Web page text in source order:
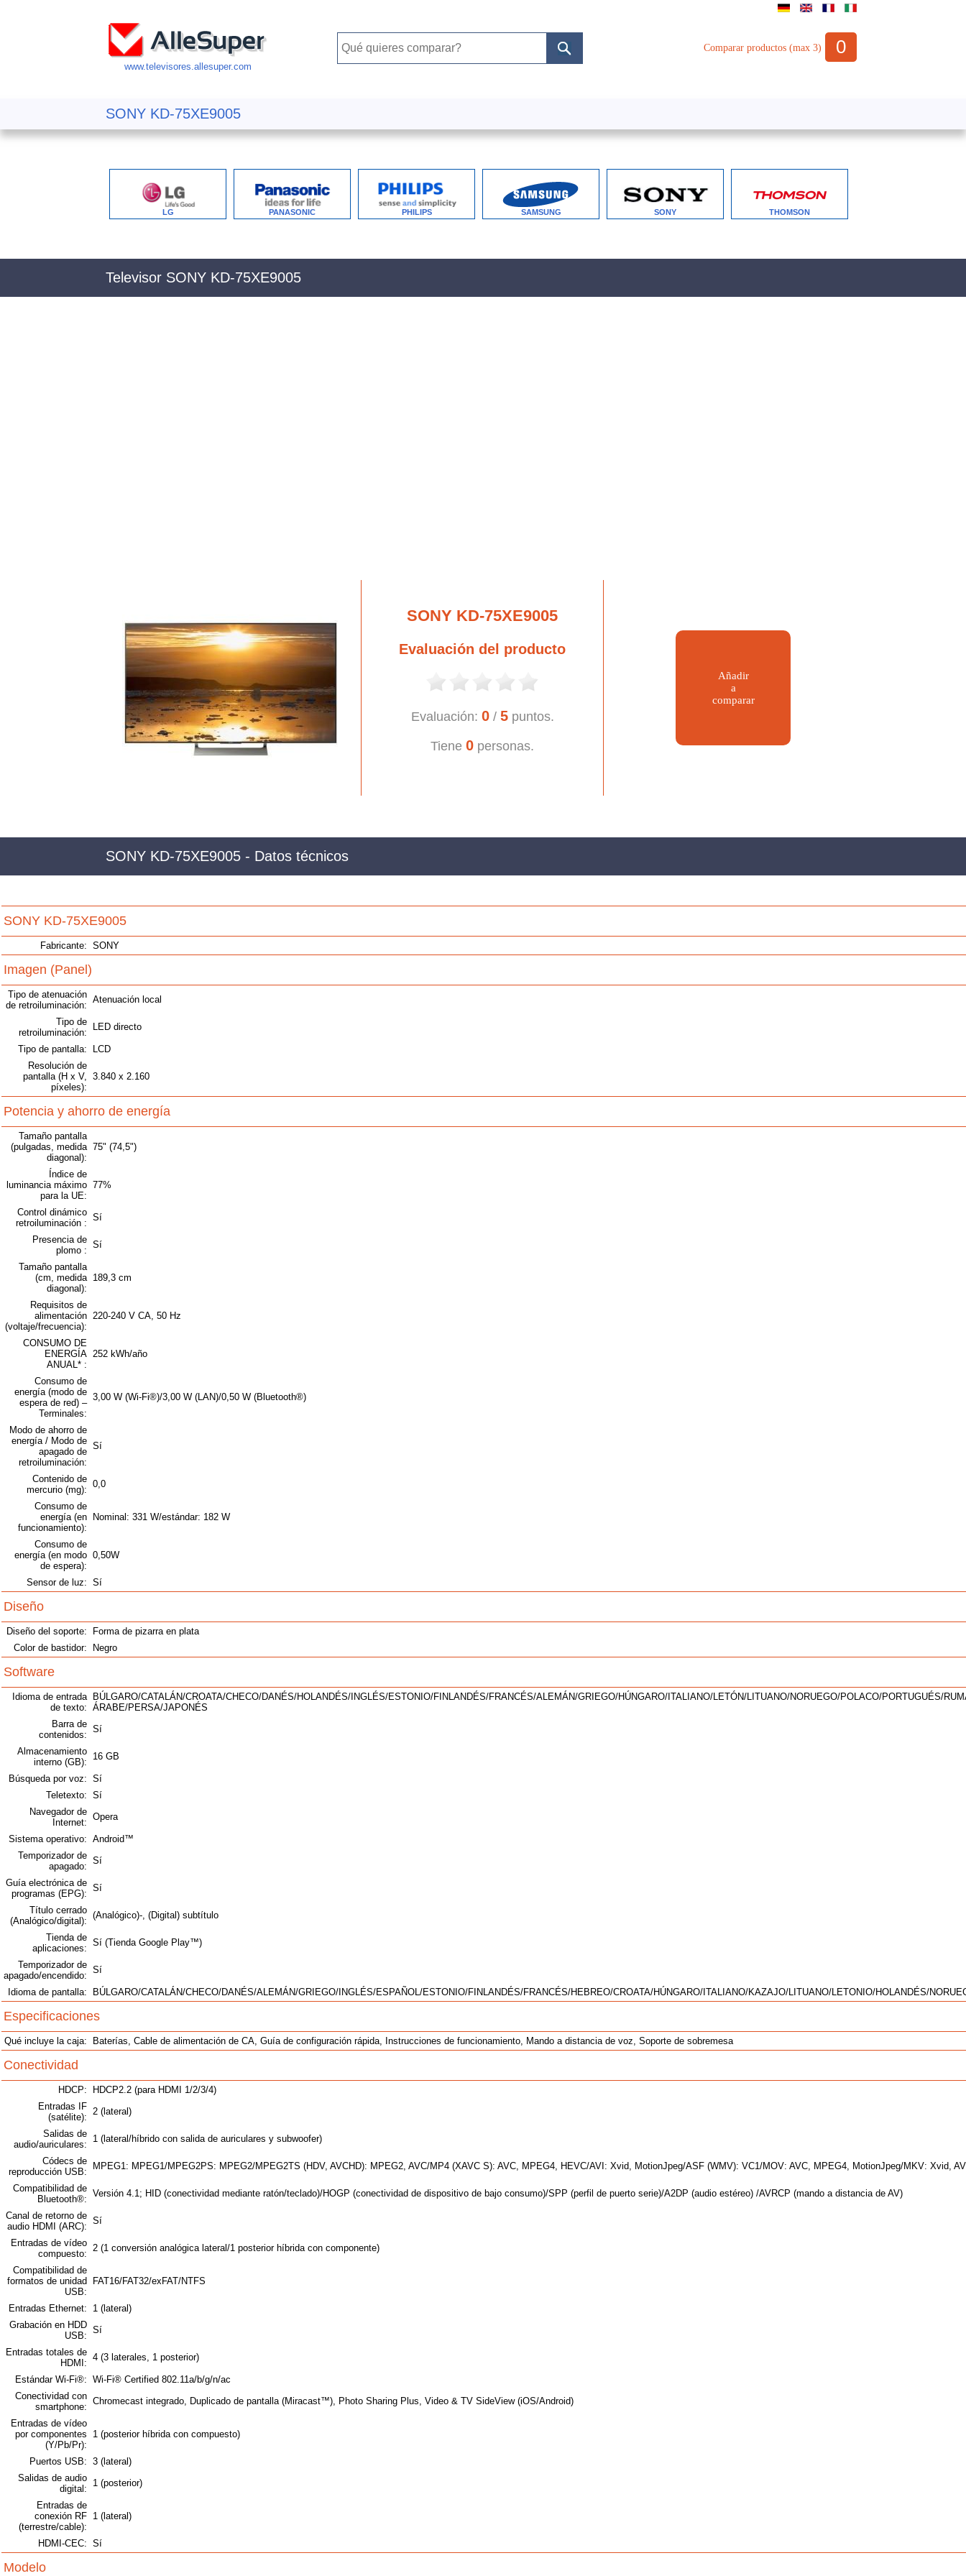
www.televisores.allesuper.com
Comparar productos (max 3) 0
SONY KD-75XE9005
LG PANASONIC PHILIPS SAMSUNG SONY THOMSON
Televisor SONY KD-75XE9005
SONY KD-75XE9005
Evaluación del producto
Evaluación: 0/ 5puntos.
Tiene 0 personas.
Añadir
a
comparar
SONY KD-75XE9005 - Datos técnicos
SONY KD-75XE9005
Fabricante: SONY
Imagen (Panel)
Tipo de atenuación
de retroiluminación:
Atenuación local
Tipo de
retroiluminación:
LED directo
Tipo de pantalla:
LCD
Resolución de
pantalla (H x V,
píxeles):
3.840 x 2.160
Potencia y ahorro de energía
Tamaño pantalla
(pulgadas, medida
diagonal):
75" (74,5")
Índice de
luminancia máximo
para la UE:
77%
Control dinámico
retroiluminación :
Sí
Presencia de
plomo :
Sí
Tamaño pantalla
(cm, medida
diagonal):
189,3 cm
Requisitos de
alimentación
(voltaje/frecuencia):
220-240 V CA, 50 Hz
CONSUMO DE
ENERGÍA
ANUAL* :
252 kWh/año
Consumo de
energía (modo de
espera de red) –
Terminales:
3,00 W (Wi-Fi®)/3,00 W (LAN)/0,50 W (Bluetooth®)
Modo de ahorro de
energía / Modo de
apagado de
retroiluminación:
Sí
Contenido de
mercurio (mg):
0,0
Consumo de
energía (en
funcionamiento):
Nominal: 331 W/estándar: 182 W
Consumo de
energía (en modo
de espera):
0,50W
Sensor de luz: Sí
Diseño
Diseño del soporte:
Forma de pizarra en plata
Color de bastidor:
Negro
Software
Idioma de entrada
de texto:
BÚLGARO/CATALÁN/CROATA/CHECO/DANÉS/HOLANDÉS/INGLÉS/ESTONIO/FINLANDÉS/FRANCÉS/ALEMÁN/GRIEGO/HÚNGARO/ITALIANO/LETÓN/LITUANO/NORUEGO/POLACO/PORTUGUÉS/
ÁRABE/PERSA/JAPONÉS
Barra de
contenidos:
Sí
Almacenamiento
interno (GB):
16 GB
Búsqueda por voz: Sí
Teletexto: Sí
Navegador de
Internet:
Opera
Sistema operativo: Android™
Temporizador de
apagado:
Sí
Guía electrónica de
programas (EPG):
Sí
Título cerrado
(Analógico/digital):
(Analógico)-, (Digital) subtítulo
Tienda de
aplicaciones:
Sí (Tienda Google Play™)
Temporizador de
apagado/encendido:
Sí
Idioma de pantalla: BÚLGARO/CATALÁN/CHECO/DANÉS/ALEMÁN/GRIEGO/INGLÉS/ESPAÑOL/ESTONIO/FINLANDÉS/FRANCÉS/HEBREO/CROATA/HÚNGARO/ITALIANO/KAZAJO/LITUANO/LETONIO/HOLANDÉS/
Especificaciones
Qué incluye la caja: Baterías, Cable de alimentación de CA, Guía de configuración rápida, Instrucciones de funcionamiento, Mando a distancia de voz, Soporte de sobremesa
Conectividad
HDCP:
HDCP2.2 (para HDMI 1/2/3/4)
Entradas IF
(satélite):
2 (lateral)
Salidas de
audio/auriculares:
1 (lateral/híbrido con salida de auriculares y subwoofer)
Códecs de
reproducción USB:
MPEG1: MPEG1/MPEG2PS: MPEG2/MPEG2TS (HDV, AVCHD): MPEG2, AVC/MP4 (XAVC S): AVC, MPEG4, HEVC/AVI: Xvid, MotionJpeg/ASF (WMV): VC1/MOV: AVC, MPEG4, MotionJpeg/MKV: Xvid,
Compatibilidad de
Bluetooth®:
Versión 4.1; HID (conectividad mediante ratón/teclado)/HOGP (conectividad de dispositivo de bajo consumo)/SPP (perfil de puerto serie)/A2DP (audio estéreo) /AVRCP (mando a distancia de AV)
Canal de retorno de
audio HDMI (ARC):
Sí
Entradas de vídeo
compuesto:
2 (1 conversión analógica lateral/1 posterior híbrida con componente)
Compatibilidad de
formatos de unidad
USB:
FAT16/FAT32/exFAT/NTFS
Entradas Ethernet:
1 (lateral)
Grabación en HDD
USB:
Sí
Entradas totales de
HDMI:
4 (3 laterales, 1 posterior)
Estándar Wi-Fi®: Wi-Fi® Certified 802.11a/b/g/n/ac
Conectividad con
smartphone:
Chromecast integrado, Duplicado de pantalla (Miracast™), Photo Sharing Plus, Video & TV SideView (iOS/Android)
Entradas de vídeo
por componentes
(Y/Pb/Pr):
1 (posterior híbrida con compuesto)
Puertos USB: 3 (lateral)
Salidas de audio
digital:
1 (posterior)
Entradas de
conexión RF
(terrestre/cable):
1 (lateral)
HDMI-CEC: Sí
Modelo